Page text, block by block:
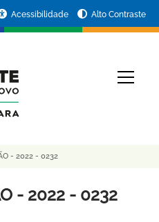
Acessibilidade Alto Contraste
- 2022 - 0232
- 2022 - 0232